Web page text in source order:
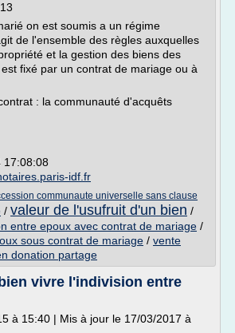
on est soumis a un régime
de l'ensemble des règles auxquelles
et la gestion des biens des
fixé par un contrat de mariage ou à
: la communauté d'acquêts
17:08:08
idf.fr
communaute universelle sans clause
/ valeur de l'usufruit d'un bien /
entre epoux avec contrat de mariage /
sous contrat de mariage / vente
donation partage
vivre l'indivision entre
à 15:40 | Mis à jour le 17/03/2017 à